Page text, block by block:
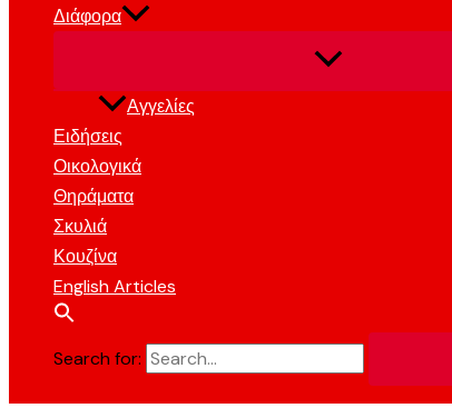
Διάφορα
Αγγελίες
Ειδήσεις
Οικολογικά
Θηράματα
Σκυλιά
Κουζίνα
English Articles
Search for: